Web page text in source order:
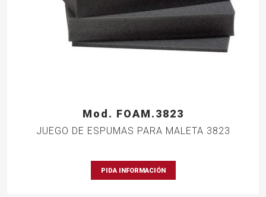
Mod. FOAM.3823
JUEGO DE ESPUMAS PARA MALETA 3823
PIDA INFORMACIÓN